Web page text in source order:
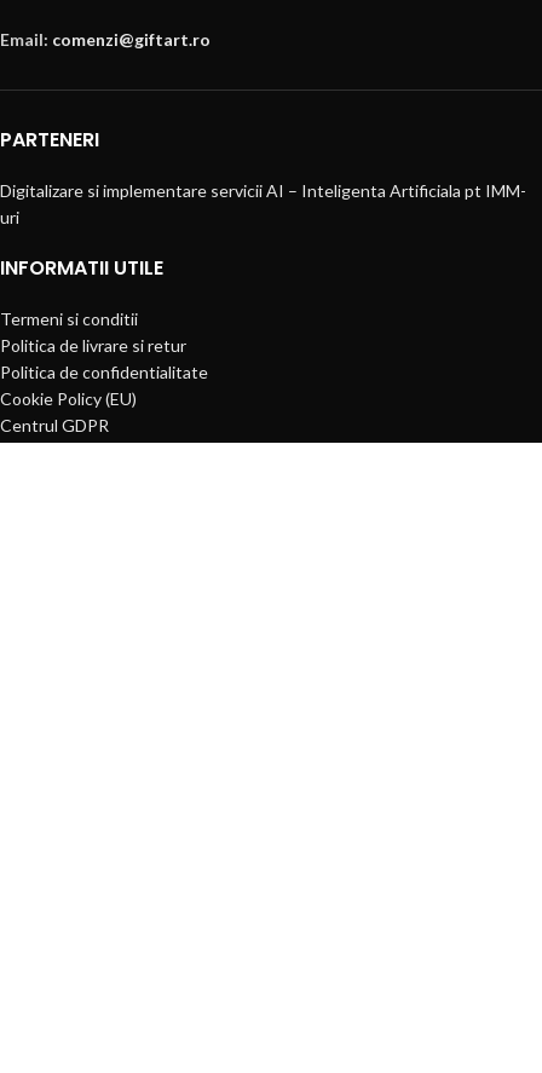
Email: comenzi@giftart.ro
PARTENERI
Digitalizare si implementare servicii AI – Inteligenta Artificiala pt IMM-
uri
INFORMATII UTILE
Termeni si conditii
Politica de livrare si retur
Politica de confidentialitate
Cookie Policy (EU)
Centrul GDPR